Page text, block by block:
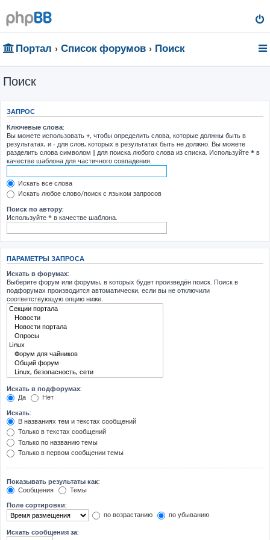
Портал Список форумов Поиск
Поиск
ЗАПРОС
Ключевые слова:
Вы можете использовать +, чтобы определить слова, которые должны быть в
результатах, и - для слов, которых в результатах быть не должно. Вы можете
разделить слова символом | для поиска любого слова из списка. Используйте * в
качестве шаблона для частичного совпадения.
Искать все слова
Искать любое слово/поиск с языком запросов
Поиск по автору:
Используйте * в качестве шаблона.
ПАРАМЕТРЫ ЗАПРОСА
Искать в форумах:
Выберите форум или форумы, в которых будет произведён поиск. Поиск в
подфорумах производится автоматически, если вы не отключили
соответствующую опцию ниже.
Искать в подфорумах:
Да
Нет
Искать:
В названиях тем и текстах сообщений
Только в текстах сообщений
Только по названию темы
Только в первом сообщении темы
Показывать результаты как:
Сообщения
Темы
Поле сортировки:
по возрастанию
по убыванию
Искать сообщения за: